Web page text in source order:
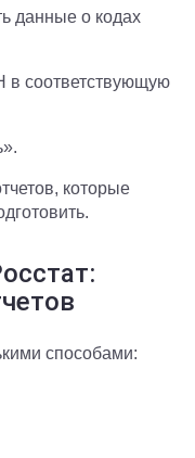
данные о кодах
в соответствующую
которые
способами: